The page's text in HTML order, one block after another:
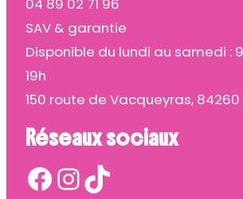
04 89 02 71 96
SAV & garantie
Disponible du lundi au samedi :
19h
150 route de Vacqueyras, 84260
Réseaux sociaux
Facebook InstagramTikTok